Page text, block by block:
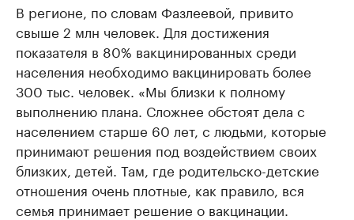
В регионе, по словам Фазлеевой, привито
свыше 2 млн человек. Для достижения
показателя в 80% вакцинированных среди
населения необходимо вакцинировать более
300 тыс. человек. «Мы близки к полному
выполнению плана. Сложнее обстоят дела с
населением старше 60 лет, с людьми, которые
принимают решения под воздействием своих
близких, детей. Там, где родительско-детские
отношения очень плотные, как правило, вся
семья принимает решение о вакцинации.